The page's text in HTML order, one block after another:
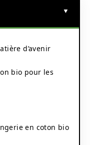
d’avenir
bio pour les
en coton bio